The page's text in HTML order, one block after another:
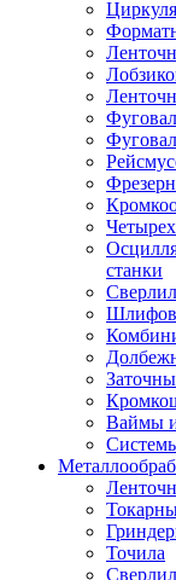
станки
Ваймы
Точила